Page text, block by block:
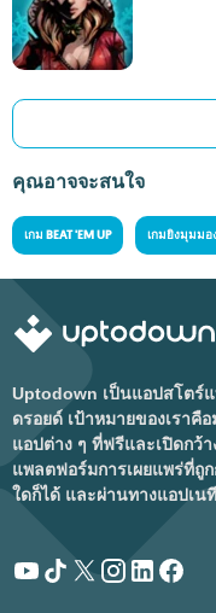
คุณอาจจะสนใจ
เกม BEAT 'EM UP เกมยิงมุมม
Uptodown เป็นแอปสโตร์
ดรอยด์ เป้าหมายของเรา
แอปต่าง ๆ ที่ฟรีและเปิดกว้
แพลตฟอร์มการเผยแพร่ที่ถู
ใดก็ได้ และผ่านทางแอปเน